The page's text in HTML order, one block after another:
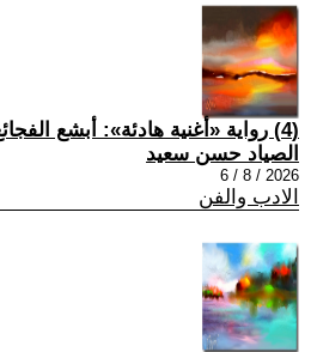
(4) رواية «أغنية هادئة»: أبشع الفجائع ما تنمو بالتدريج
الصياد حسن سعيد
2026 / 8 / 6
الادب والفن